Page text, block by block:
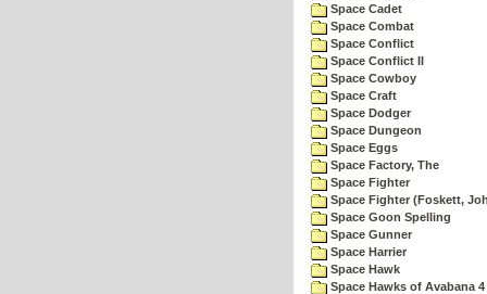
Space Cadet
Space Combat
Space Conflict
Space Conflict II
Space Cowboy
Space Craft
Space Dodger
Space Dungeon
Space Eggs
Space Factory, The
Space Fighter
Space Fighter (Foskett,
Space Goon Spelling
Space Gunner
Space Harrier
Space Hawk
Space Hawks of Avabana 4